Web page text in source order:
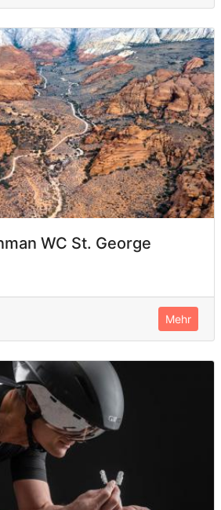
WC St. George
Mehr